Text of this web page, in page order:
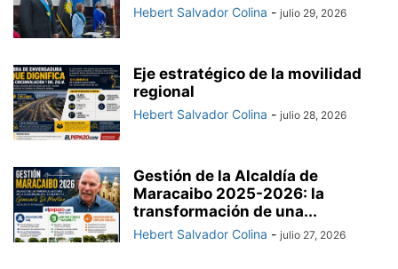
Hebert Salvador Colina - julio 29, 2026
Eje estratégico de la movilidad
regional
Hebert Salvador Colina - julio 28, 2026
Gestión de la Alcaldía de
Maracaibo 2025-2026: la
transformación de una...
Hebert Salvador Colina - julio 27, 2026